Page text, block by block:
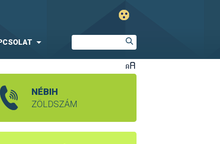
NÉBIH
ZÖLDSZÁM